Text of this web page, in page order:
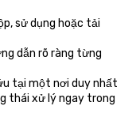
sử dụng hoặc tải
dẫn rõ ràng từng
tại một nơi duy nhất
thái xử lý ngay trong